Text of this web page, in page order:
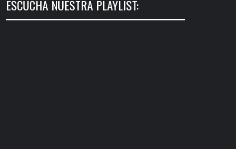
ESCUCHA NUESTRA PLAYLIST: